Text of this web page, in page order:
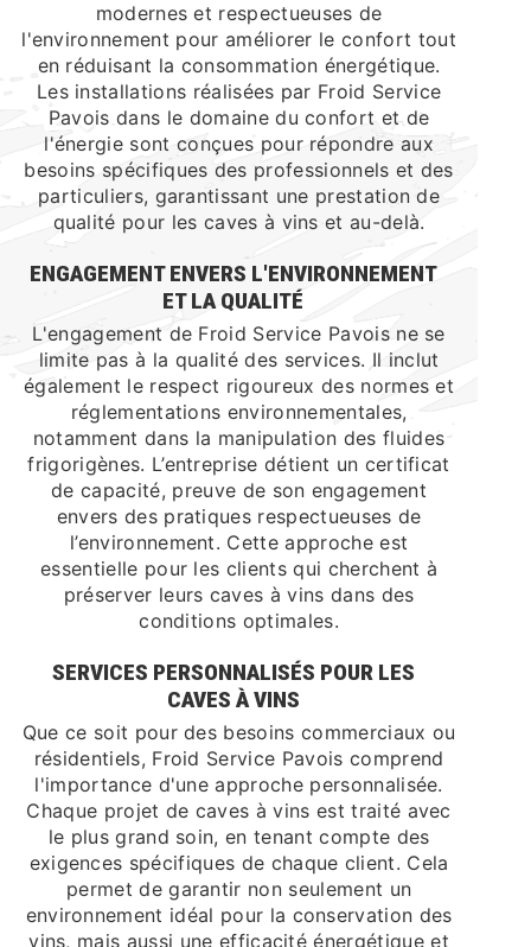
modernes et respectueuses de
l'environnement pour améliorer le confort tout
en réduisant la consommation énergétique.
Les installations réalisées par Froid Service
Pavois dans le domaine du confort et de
l'énergie sont conçues pour répondre aux
besoins spécifiques des professionnels et des
particuliers, garantissant une prestation de
qualité pour les caves à vins et au-delà.
ENGAGEMENT ENVERS L'ENVIRONNEMENT
ET LA QUALITÉ
L'engagement de Froid Service Pavois ne se
limite pas à la qualité des services. Il inclut
également le respect rigoureux des normes et
réglementations environnementales,
notamment dans la manipulation des fluides
frigorigènes. L’entreprise détient un certificat
de capacité, preuve de son engagement
envers des pratiques respectueuses de
l’environnement. Cette approche est
essentielle pour les clients qui cherchent à
préserver leurs caves à vins dans des
conditions optimales.
SERVICES PERSONNALISÉS POUR LES
CAVES À VINS
Que ce soit pour des besoins commerciaux ou
résidentiels, Froid Service Pavois comprend
l'importance d'une approche personnalisée.
Chaque projet de caves à vins est traité avec
le plus grand soin, en tenant compte des
exigences spécifiques de chaque client. Cela
permet de garantir non seulement un
environnement idéal pour la conservation des
vins, mais aussi une efficacité énergétique et